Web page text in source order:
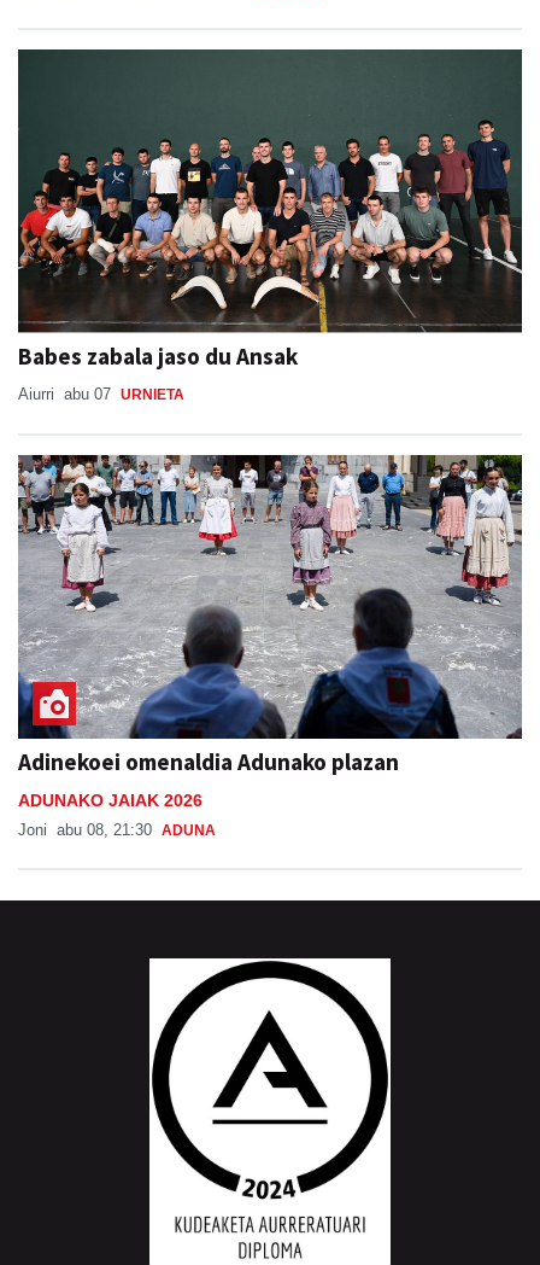
Babes zabala jaso du Ansak
Aiurri abu 07 URNIETA
Adinekoei omenaldia Adunako plazan
ADUNAKO JAIAK 2026
Joni abu 08, 21:30 ADUNA